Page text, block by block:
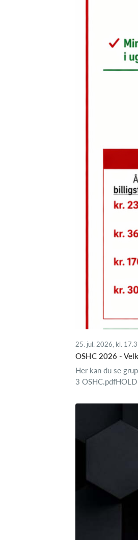
25. jul. 2026, kl.
OSHC 2026 -
Her kan du se
3